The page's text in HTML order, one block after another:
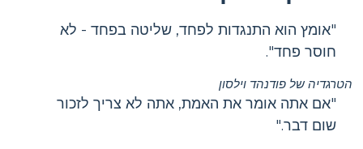
"אומץ הוא התנגדות לפחד, שליטה בפחד - לא
חוסר פחד".
הטרגדיה של פודנהד וילסון
"אם אתה אומר את האמת, אתה לא צריך לזכור
שום דבר."